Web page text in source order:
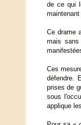
de ce qui
Ce drame
mais sans
Ces
défendre.
prises de
sous
applique